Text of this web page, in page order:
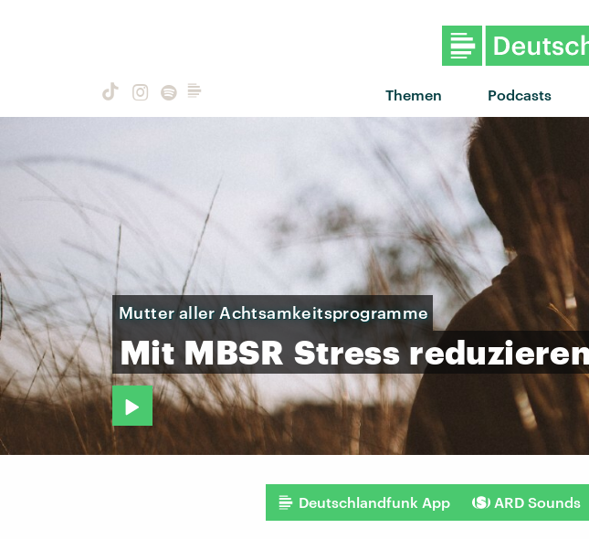
Themen Podcasts
Mutter aller Achtsamkeitsprogramme
Mit MBSR Stress
Deutschlandfunk App ARD Sounds